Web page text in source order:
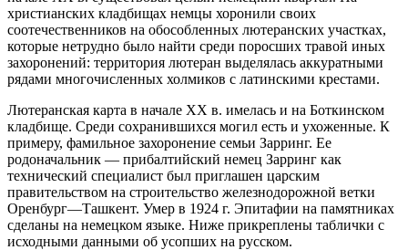
христианских кладбищах немцы хоронили своих
соотечественников на обособленных лютеранских участках,
которые нетрудно было найти среди поросших травой иных
захоронений: территория лютеран выделялась аккуратными
рядами многочисленных холмиков с латинскими крестами.
Лютеранская карта в начале XX в. имелась и на Боткинском
кладбище. Среди сохранившихся могил есть и ухоженные. К
примеру, фамильное захоронение семьи Зарринг. Ее
родоначальник — прибалтийский немец Зарринг как
технический специалист был приглашен царским
правительством на строительство железнодорожной ветки
Оренбург—Ташкент. Умер в 1924 г. Эпитафии на памятниках
сделаны на немецком языке. Ниже прикреплены таблички с
исходными данными об усопших на русском.